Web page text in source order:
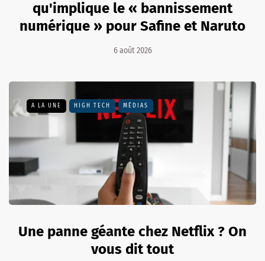
qu'implique le « bannissement
numérique » pour Safine et Naruto
6 août 2026
A LA UNE HIGH TECH MÉDIAS
Une panne géante chez Netflix ? On
vous dit tout